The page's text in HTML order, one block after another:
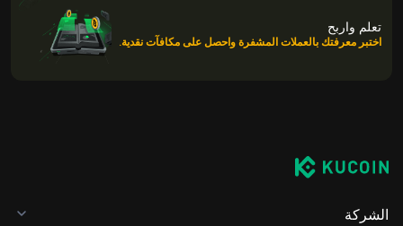
تعلم واربح
اختبر معرفتك بالعملات المشفرة واحصل على مكافآت نقدية.
الشركة